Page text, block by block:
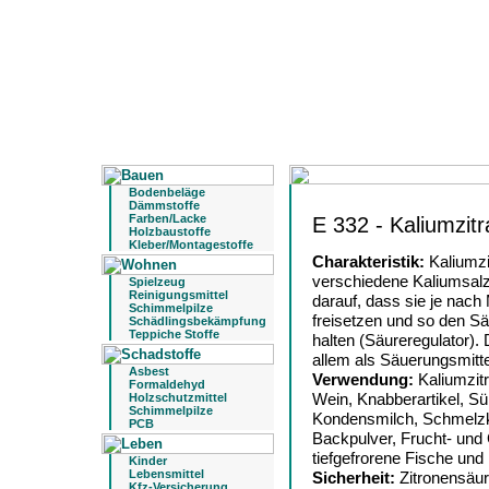
Bodenbeläge
Dämmstoffe
Farben/Lacke
Holzbaustoffe
Kleber/Montagestoffe
Spielzeug
Reinigungsmittel
Schimmelpilze
Schädlingsbekämpfung
Teppiche Stoffe
Asbest
Formaldehyd
Holzschutzmittel
Schimmelpilze
PCB
Kinder
Lebensmittel
E 332 -
Charakteristik:
verschiedene
darauf, dass sie je nach
freisetzen und so den
halten (Säureregulator).
allem als
Verwendung:
Wein, Knabberartikel,
Kondensmilch,
Backpulver, Frucht-
tiefgefrorene Fische und
Sicherheit: